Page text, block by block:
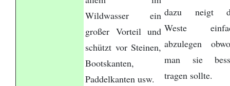
Wildwasser ein
großer Vorteil und
schützt vor Steinen,
Bootskanten,
Paddelkanten usw.
dazu neigt
Weste
abzulegen
man sie
tragen sollte.